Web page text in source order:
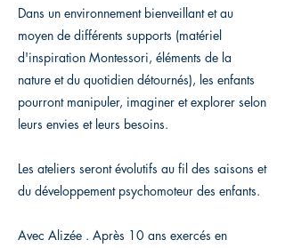
Dans un environnement bienveillant et au
moyen de différents supports (matériel
d'inspiration Montessori, éléments de la
nature et du quotidien détournés), les enfants
pourront manipuler, imaginer et explorer selon
leurs envies et leurs besoins.
Les ateliers seront évolutifs au fil des saisons et
du développement psychomoteur des enfants.
Avec Alizée . Après 10 ans exercés en